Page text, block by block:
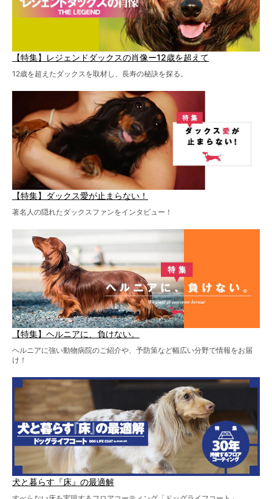
【特集】レジェンドダックスの肖像ー12歳を超えて
12歳を超えたダックスを取材し、長寿の秘訣を探る。
【特集】ダックス愛が止まらない！
著名人の隠れたダックスファンをインタビュー！
【特集】ヘルニアに、負けない。
ヘルニアに強い動物病院のご紹介や、予防策など幅広い分野で情報をお届
け！
犬と暮らす『床』の最適解